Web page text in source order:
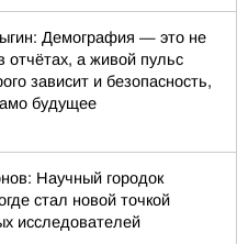
Демография — это не
отчётах, а живой пульс
зависит и безопасность,
будущее
Научный городок
стал новой точкой
исследователей